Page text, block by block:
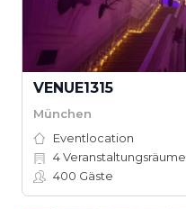
VENUE1315
München
Eventlocation
4Veranstaltungsräume
400 Gäste